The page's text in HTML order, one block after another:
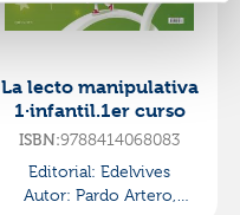
La lecto manipulativa
1·infantil.1er curso
ISBN:9788414068083
Editorial: Edelvives
Autor: Pardo Artero,